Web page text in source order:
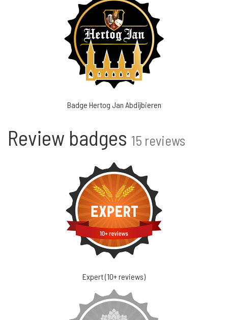
Badge Hertog Jan Abdijbieren
Review badges 15 reviews
Expert (10+ reviews)